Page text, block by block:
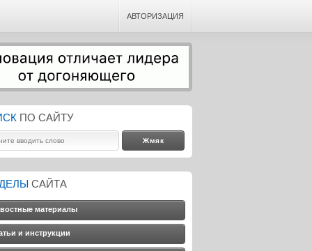
АВТОРИЗАЦИЯ
ПО САЙТУ
САЙТА
материалы
и инструкции